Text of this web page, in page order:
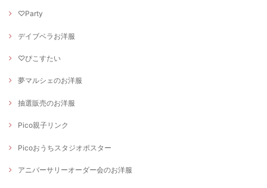
♡Party
デイブベラお洋服
♡ぴこすたい
夢マルシェのお洋服
抽選販売のお洋服
Pico親子リンク
Picoおうちスタジオポスター
アニバーサリーオーダー会のお洋服